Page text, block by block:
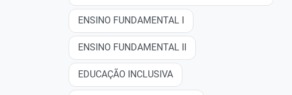
ENSINO FUNDAMENTAL I
ENSINO FUNDAMENTAL II
EDUCAÇÃO INCLUSIVA